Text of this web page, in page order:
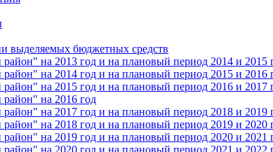
выделяемых бюджетных средств
на 2013 год и на плановый период 2014 и 2015
на 2014 год и на плановый период 2015 и 2016
на 2015 год и на плановый период 2016 и 2017
на 2016 год
на 2017 год и на плановый период 2018 и 2019
на 2018 год и на плановый период 2019 и 2020
на 2019 год и на плановый период 2020 и 2021
на 2020 год и на плановый период 2021 и 2022